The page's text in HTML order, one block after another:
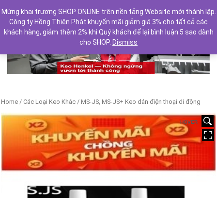
Previous Next
Home / Các Loại Keo Khác / MS-JS, MS-JS+ Keo dán điện thoại di động
HOVER
Mừng khai trương SHOP ONLINE trên nền tảng Website mới thành lập.
Công ty Hồng Thiên Phát khuyến mãi giảm giá 3% cho tất cả các
khách hàng, giảm thêm 2% khi Quý khách để lại bình luận 5 sao dành
cho SHOP. Dismiss